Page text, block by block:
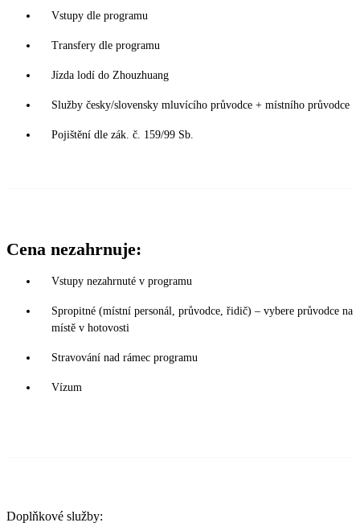
Vstupy dle programu
Transfery dle programu
Jízda lodí do Zhouzhuang
Služby česky/slovensky mluvícího průvodce + místního průvodce
Pojištění dle zák. č. 159/99 Sb.
Cena nezahrnuje:
Vstupy nezahrnuté v programu
Spropitné (místní personál, průvodce, řidič) – vybere průvodce na
místě v hotovosti
Stravování nad rámec programu
Vízum
Doplňkové služby: